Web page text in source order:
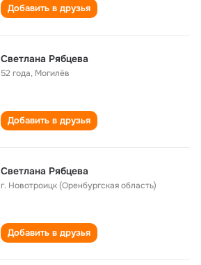
Добавить в друзья
Светлана Рябцева
52 года, Могилёв
Добавить в друзья
Светлана Рябцева
г. Новотроицк (Оренбургская область)
Добавить в друзья